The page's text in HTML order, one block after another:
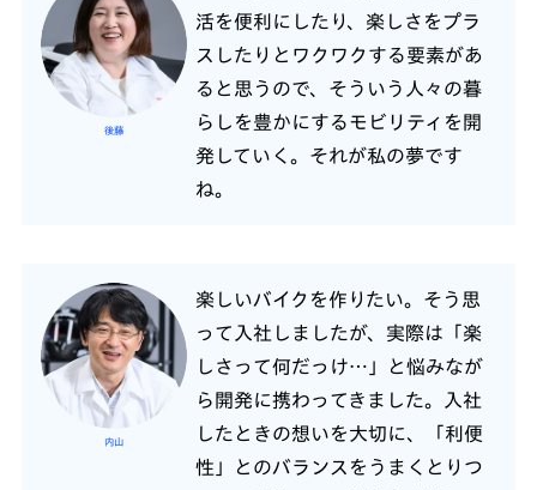
後藤
活を便利にしたり、楽しさをプラ
スしたりとワクワクする要素があ
ると思うので、そういう人々の暮
らしを豊かにするモビリティを開
発していく。それが私の夢です
ね。
内山
楽しいバイクを作りたい。そう思
って入社しましたが、実際は「楽
しさって何だっけ…」と悩みなが
ら開発に携わってきました。入社
したときの想いを大切に、「利便
性」とのバランスをうまくとりつ